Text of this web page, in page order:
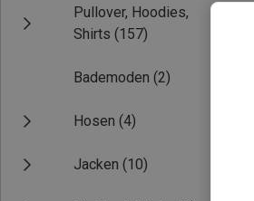
Pullover, Hoodies,
Shirts (157)
Bademoden (2)
Hosen (4)
Jacken (10)